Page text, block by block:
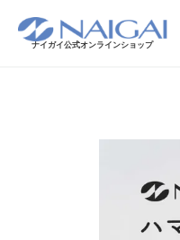
ナイガイ公式オンラインショップ